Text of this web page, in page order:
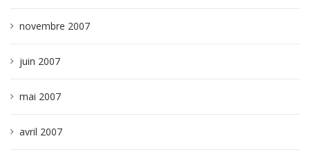
novembre 2007
juin 2007
mai 2007
avril 2007